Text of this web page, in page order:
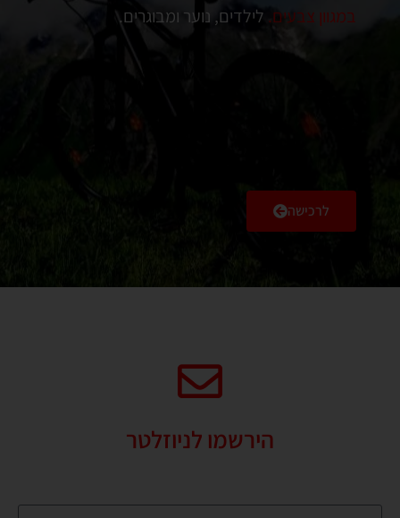
במגוון צבעים. לילדים, נוער ומבוגרים.
לרכישה
הירשמו לניוזלטר